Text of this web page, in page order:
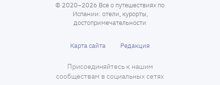
© 2020–2026 Все о путешествиях по
Испании: отели, курорты,
достопримечательности
Карта сайта Редакция
Присоединяйтесь к нашим
сообществам в социальных сетях